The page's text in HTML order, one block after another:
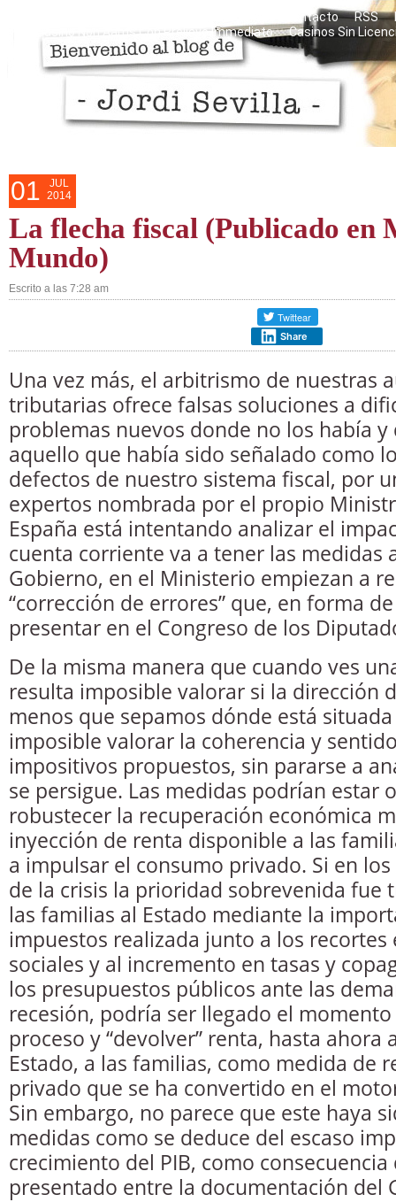
Contacto RSS
Casino Non Aams Con Prelievo Immediato
Casinos Sin
01
JUL
2014
La flecha fiscal (Publicado en
Mundo)
Escrito a las 7:28 am
Share
Una vez más, el arbitrismo de nuestras
tributarias ofrece falsas soluciones a
problemas nuevos donde no los había y
aquello que había sido señalado como
defectos de nuestro sistema fiscal, por
expertos nombrada por el propio
España está intentando analizar el
cuenta corriente va a tener las medidas
Gobierno, en el Ministerio empiezan a
“corrección de errores” que, en forma
presentar en el Congreso de los
De la misma manera que cuando ves
resulta imposible valorar si la dirección
menos que sepamos dónde está
imposible valorar la coherencia y
impositivos propuestos, sin pararse a
se persigue. Las medidas podrían estar
robustecer la recuperación económica
inyección de renta disponible a las
a impulsar el consumo privado. Si en
de la crisis la prioridad sobrevenida fue
las familias al Estado mediante la
impuestos realizada junto a los recortes
sociales y al incremento en tasas y
los presupuestos públicos ante las
recesión, podría ser llegado el
proceso y “devolver” renta, hasta ahora
Estado, a las familias, como medida de
privado que se ha convertido en el
Sin embargo, no parece que este haya
medidas como se deduce del escaso
crecimiento del PIB, como consecuencia
presentado entre la documentación del